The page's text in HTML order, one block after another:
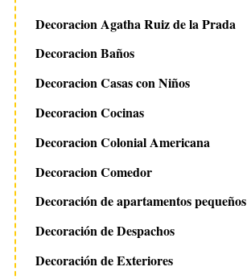
Decoracion Agatha Ruiz de la Prada
Decoracion Baños
Decoracion Casas con Niños
Decoracion Cocinas
Decoracion Colonial Americana
Decoracion Comedor
Decoración de apartamentos pequeños
Decoración de Despachos
Decoración de Exteriores